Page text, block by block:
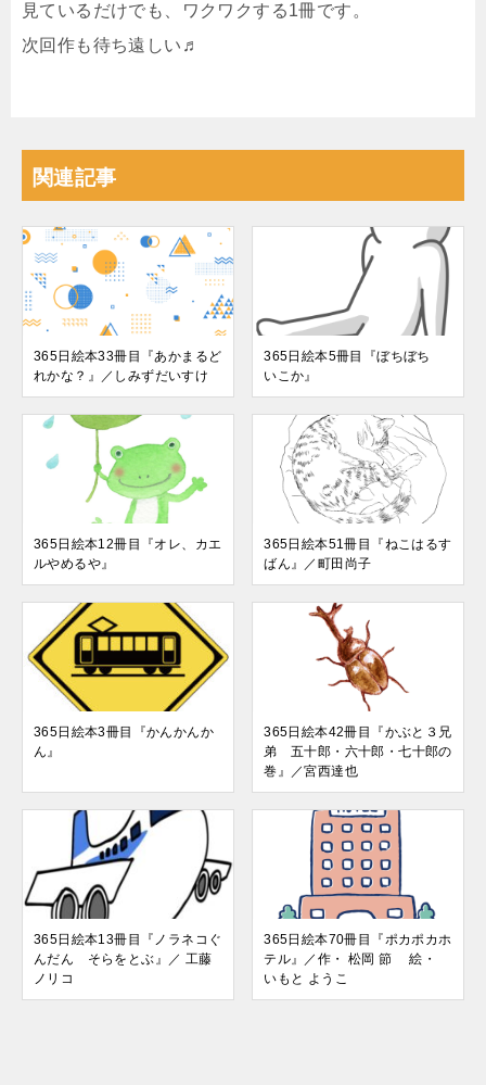
見ているだけでも、ワクワクする1冊です。
次回作も待ち遠しい♬
関連記事
365日絵本33冊目『あかまるど
れかな？』／しみずだいすけ
365日絵本5冊目『ぼちぼち
いこか』
365日絵本12冊目『オレ、カエ
ルやめるや』
365日絵本51冊目『ねこはるす
ばん』／町田尚子
365日絵本3冊目『かんかんか
ん』
365日絵本42冊目『かぶと３兄
弟 五十郎・六十郎・七十郎の
巻』／宮西達也
365日絵本13冊目『ノラネコぐ
んだん そらをとぶ』／ 工藤
ノリコ
365日絵本70冊目『ポカポカホ
テル』／作・ 松岡 節 絵・
いもと ようこ